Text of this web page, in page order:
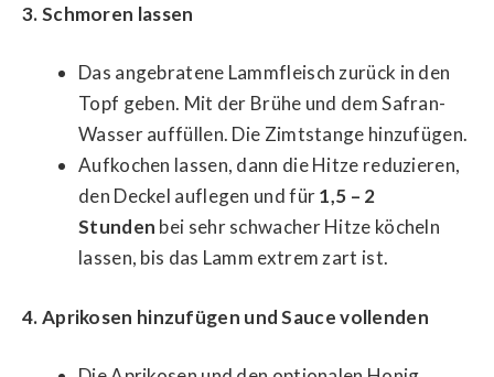
3. Schmoren lassen
Das angebratene Lammfleisch zurück in den
Topf geben. Mit der Brühe und dem Safran-
Wasser auffüllen. Die Zimtstange hinzufügen.
Aufkochen lassen, dann die Hitze reduzieren,
den Deckel auflegen und für1,5 – 2
Stunden bei sehr schwacher Hitze köcheln
lassen, bis das Lamm extrem zart ist.
4. Aprikosen hinzufügen und Sauce vollenden